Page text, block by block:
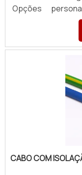
Opções
assistência
CABO COM